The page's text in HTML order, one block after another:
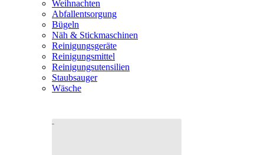
Weihnachten
Abfallentsorgung
Bügeln
Näh & Stickmaschinen
Reinigungsgeräte
Reinigungsmittel
Reinigungsutensilien
Staubsauger
Wäsche